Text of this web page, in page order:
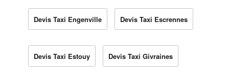
Devis Taxi Engenville Devis Taxi Escrennes
Devis Taxi Estouy Devis Taxi Givraines